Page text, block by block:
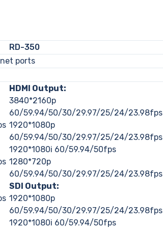
RD-350
ports
HDMI Output:
3840*2160p
60/59.94/50/30/29.97/25/24/23.98fps
1920*1080p
60/59.94/50/30/29.97/25/24/23.98fps
1920*1080i 60/59.94/50fps
1280*720p
60/59.94/50/30/29.97/25/24/23.98fps
SDI Output:
1920*1080p
60/59.94/50/30/29.97/25/24/23.98fps
1920*1080i 60/59.94/50fps